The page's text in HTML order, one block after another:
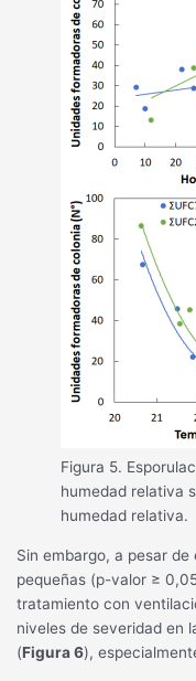
Figura 5.
humedad relativa
humedad relativa.
Sin embargo, a pesar
pequeñas (p-valor ≥
tratamiento con
niveles de severidad en
(Figura 6),